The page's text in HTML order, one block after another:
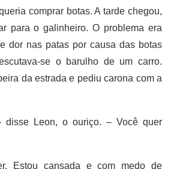
comprar botas. A tarde chegou,
para o galinheiro. O problema era
dor nas patas por causa das botas
se o barulho de um carro.
da estrada e pediu carona com a
Leon, o ouriço. – Você quer
cansada e com medo de